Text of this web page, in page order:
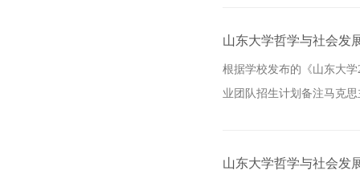
山东大学哲学与社会发
根据学校发布的《山东大
业团队招生计划备注马克
山东大学哲学与社会发